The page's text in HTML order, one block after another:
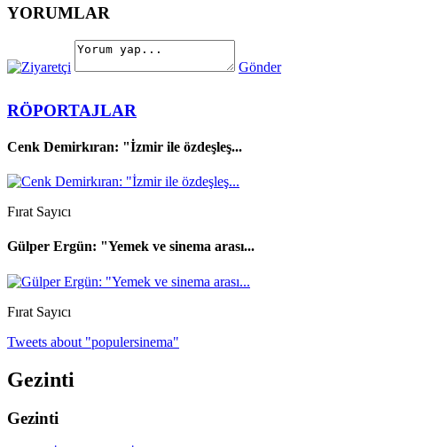
YORUMLAR
Gönder
RÖPORTAJLAR
Cenk Demirkıran: "İzmir ile özdeşleş...
Fırat Sayıcı
Gülper Ergün: "Yemek ve sinema arası...
Fırat Sayıcı
Tweets about "populersinema"
Gezinti
Gezinti